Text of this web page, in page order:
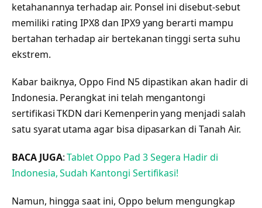
ketahanannya terhadap air. Ponsel ini disebut-sebut
memiliki rating IPX8 dan IPX9 yang berarti mampu
bertahan terhadap air bertekanan tinggi serta suhu
ekstrem.
Kabar baiknya, Oppo Find N5 dipastikan akan hadir di
Indonesia. Perangkat ini telah mengantongi
sertifikasi TKDN dari Kemenperin yang menjadi salah
satu syarat utama agar bisa dipasarkan di Tanah Air.
BACA JUGA:Tablet Oppo Pad 3 Segera Hadir di
Indonesia, Sudah Kantongi Sertifikasi!
Namun, hingga saat ini, Oppo belum mengungkap